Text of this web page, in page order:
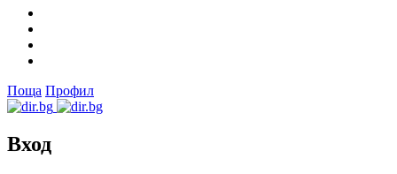
Поща Профил
Вход